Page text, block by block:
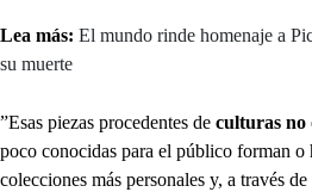
Lea más: El mundo rinde homenaje a
su muerte
”Esas piezas procedentes de culturas no
poco conocidas para el público forman o
colecciones más personales y, a través